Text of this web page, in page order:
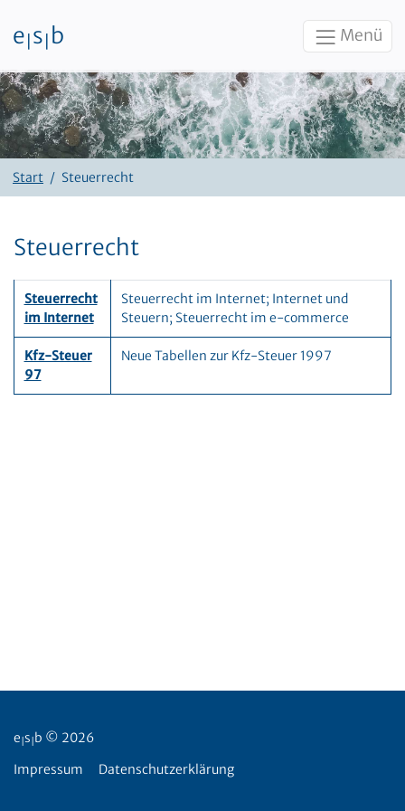
Zum Inhalt
e s b Menü
Start Steuerrecht
Steuerrecht
Steuerrecht
im Internet
Steuerrecht im Internet; Internet und
Steuern; Steuerrecht im e-commerce
Kfz-Steuer
97
Neue Tabellen zur Kfz-Steuer 1997
e s b © 2026
Impressum
Datenschutzerklärung